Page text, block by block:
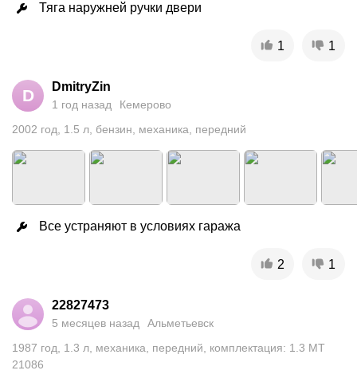
Тяга наружней ручки двери
1 1
D DmitryZin
1 год назад
Кемерово
2002 год 1.5 л бензин механика передний
Все устраняют в условиях гаража
2 1
22827473
5 месяцев назад
Альметьевск
1987 год 1.3 л механика передний
комплектация: 1.3 MT
21086